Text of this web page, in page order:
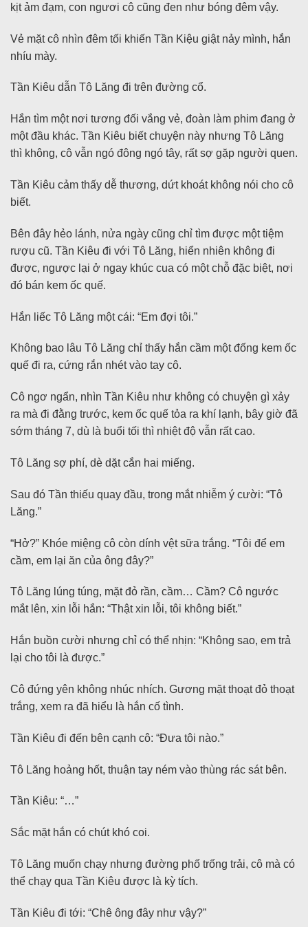
kịt ảm đạm, con ngươi cô cũng đen như bóng đêm vậy.
Vẻ mặt cô nhìn đêm tối khiến Tần Kiệu giật nảy mình, hắn
nhíu mày.
Tần Kiêu dẫn Tô Lăng đi trên đường cổ.
Hắn tìm một nơi tương đối vắng vẻ, đoàn làm phim đang ở
một đầu khác. Tần Kiêu biết chuyện này nhưng Tô Lăng
thì không, cô vẫn ngó đông ngó tây, rất sợ gặp người quen.
Tần Kiêu cảm thấy dễ thương, dứt khoát không nói cho cô
biết.
Bên đây hẻo lánh, nửa ngày cũng chỉ tìm được một tiệm
rượu cũ. Tần Kiêu đi với Tô Lăng, hiển nhiên không đi
được, ngược lại ở ngay khúc cua có một chỗ đặc biệt, nơi
đó bán kem ốc quế.
Hắn liếc Tô Lăng một cái: “Em đợi tôi.”
Không bao lâu Tô Lăng chỉ thấy hắn cầm một đống kem ốc
quế đi ra, cứng rắn nhét vào tay cô.
Cô ngơ ngẩn, nhìn Tần Kiêu như không có chuyện gì xảy
ra mà đi đằng trước, kem ốc quế tỏa ra khí lạnh, bây giờ đã
sớm tháng 7, dù là buổi tối thì nhiệt độ vẫn rất cao.
Tô Lăng sợ phí, dè dặt cắn hai miếng.
Sau đó Tần thiếu quay đầu, trong mắt nhiễm ý cười: “Tô
Lăng.”
“Hở?” Khóe miệng cô còn dính vệt sữa trắng. “Tôi để em
cầm, em lại ăn của ông đây?”
Tô Lăng lúng túng, mặt đỏ rần, cầm… Cầm? Cô ngước
mắt lên, xin lỗi hắn: “Thật xin lỗi, tôi không biết.”
Hắn buồn cười nhưng chỉ có thể nhịn: “Không sao, em trả
lại cho tôi là được.”
Cô đứng yên không nhúc nhích. Gương mặt thoạt đỏ thoạt
trắng, xem ra đã hiểu là hắn cố tình.
Tần Kiêu đi đến bên cạnh cô: “Đưa tôi nào.”
Tô Lăng hoảng hốt, thuận tay ném vào thùng rác sát bên.
Tần Kiêu: “…”
Sắc mặt hắn có chút khó coi.
Tô Lăng muốn chạy nhưng đường phố trống trải, cô mà có
thể chạy qua Tần Kiêu được là kỳ tích.
Tần Kiêu đi tới: “Chê ông đây như vậy?”